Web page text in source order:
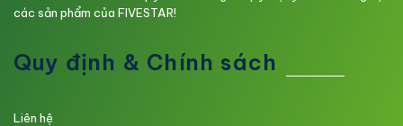
các sản phẩm của FIVESTAR!
Quy định & Chính sách
Liên hệ